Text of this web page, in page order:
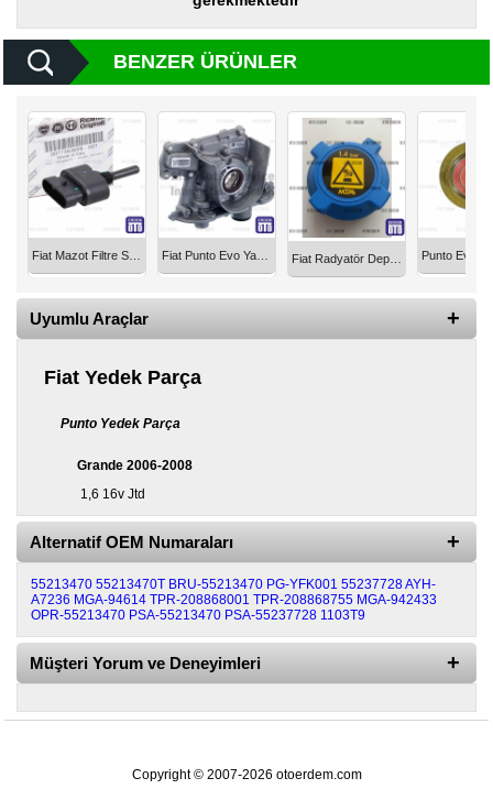
Silecek
Standı
Çeşitleri
Dacia
Yedekleri
Sanroof
Diğer
BENZER ÜRÜNLER
Fiat Mazot Filtre Sensörü Müşürü 77363659 Fiat Punto Evo Yağ Pompası 1600 Multijet 55277857
Uyumlu Araçlar
Fiat Yedek Parça
Punto Yedek Parça
Grande 2006-2008
1,6 16v Jtd
Alternatif OEM Numaraları
55213470 55213470T BRU-55213470 PG-YFK001 55237728AYH-
A7236 MGA-94614 TPR-208868001 TPR-208868755 MGA-942433
OPR-55213470 PSA-55213470 PSA-55237728 1103T9
Müşteri Yorum ve Deneyimleri
Copyright © 2007-2026 otoerdem.com